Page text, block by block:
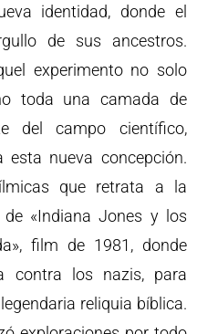
identidad, donde el
de sus ancestros.
experimento no solo
toda una camada de
del campo científico,
esta nueva concepción.
que retrata a la
de «Indiana Jones y los
film de 1981, donde
contra los nazis, para
reliquia bíblica.